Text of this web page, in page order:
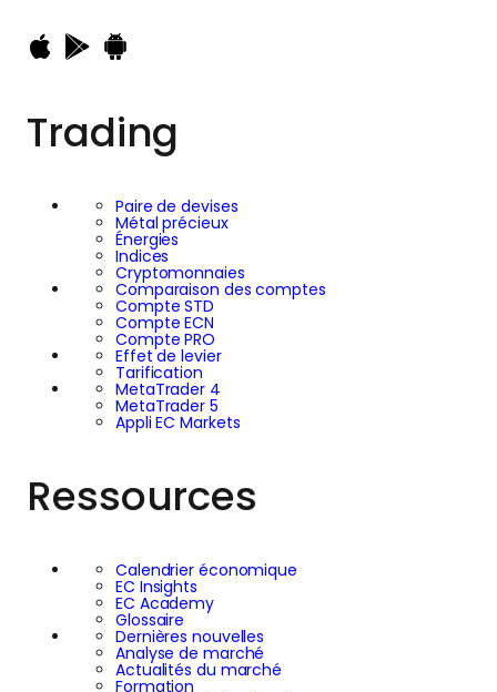
Trading
Paire de devises
Métal précieux
Énergies
Indices
Cryptomonnaies
Comparaison des comptes
Compte STD
Compte ECN
Compte PRO
Effet de levier
Tarification
MetaTrader 4
MetaTrader 5
Appli EC Markets
Ressources
Calendrier économique
EC Insights
EC Academy
Glossaire
Dernières nouvelles
Analyse de marché
Actualités du marché
Formation